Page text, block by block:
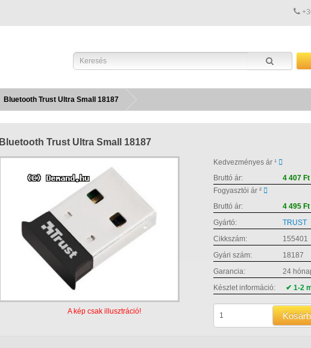
Bluetooth Trust Ultra Small 18187
Bluetooth Trust Ultra Small 18187
A kép csak illusztráció!
Kedvezményes ár ¹
Bruttó ár:
4 407 Ft
Fogyasztói ár ²
Bruttó ár:
4 495 Ft
Gyártó:
TRUST
Cikkszám:
155401
Gyári szám:
18187
Garancia:
24
Készlet információ:
✔ 1-2